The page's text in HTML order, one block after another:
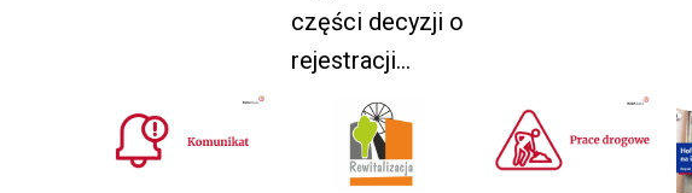
Noworudzkiej 8
będzie
nieczynny.
części decyzji o
rejestracji
pojazdów
wydanych przed
14 marca 2005 r.
ul. 1 Maja do
wysokości